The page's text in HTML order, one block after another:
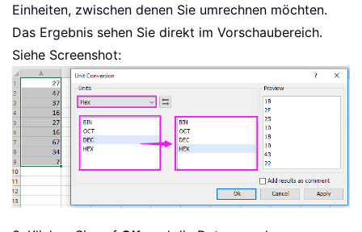
Einheiten, zwischen denen Sie umrechnen möchten.
Das Ergebnis sehen Sie direkt im Vorschaubereich.
Siehe Screenshot: